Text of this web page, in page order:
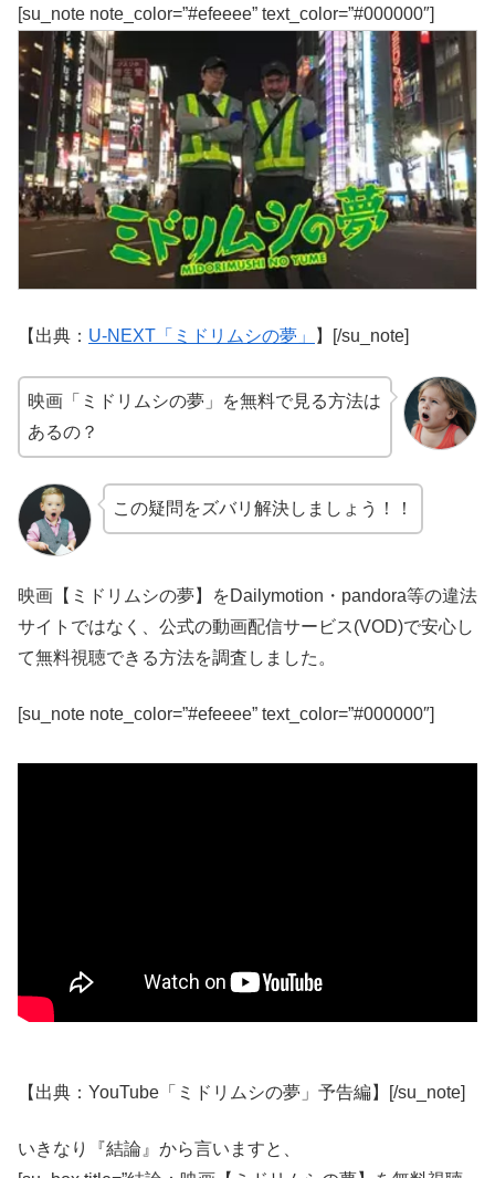
[su_note note_color=”#efeeee” text_color=”#000000″]
【出典： U-NEXT「ミドリムシの夢」 】[/su_note]
映画「ミドリムシの夢」を無料で見る方法は
あるの？
この疑問をズバリ解決しましょう！！
映画【ミドリムシの夢】をDailymotion・pandora等の違法
サイトではなく、公式の動画配信サービス(VOD)で安心し
て無料視聴できる方法を調査しました。
[su_note note_color=”#efeeee” text_color=”#000000″]
【出典：YouTube「ミドリムシの夢」予告編】[/su_note]
いきなり『結論』から言いますと、